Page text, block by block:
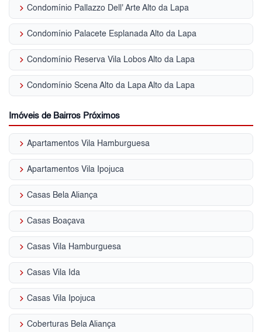
keyboard_arrow_right Condomínio Pallazzo Dell' Arte Alto da Lapa
keyboard_arrow_right Condomínio Palacete Esplanada Alto da Lapa
keyboard_arrow_right Condomínio Reserva Vila Lobos Alto da Lapa
keyboard_arrow_right Condomínio Scena Alto da Lapa Alto da Lapa
Imóveis de Bairros Próximos
keyboard_arrow_right Apartamentos Vila Hamburguesa
keyboard_arrow_right Apartamentos Vila Ipojuca
keyboard_arrow_right Casas Bela Aliança
keyboard_arrow_right Casas Boaçava
keyboard_arrow_right Casas Vila Hamburguesa
keyboard_arrow_right Casas Vila Ida
keyboard_arrow_right Casas Vila Ipojuca
keyboard_arrow_right Coberturas Bela Aliança